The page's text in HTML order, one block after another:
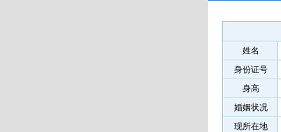
姓名
身份证号
身高
婚姻状况
现所在地